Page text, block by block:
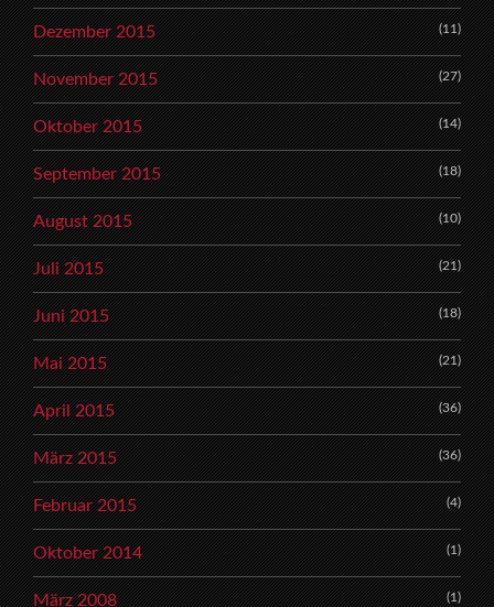
Dezember 2015 (11)
November 2015 (27)
Oktober 2015 (14)
September 2015 (18)
August 2015 (10)
Juli 2015 (21)
Juni 2015 (18)
Mai 2015 (21)
April 2015 (36)
März 2015 (36)
Februar 2015 (4)
Oktober 2014 (1)
März 2008 (1)